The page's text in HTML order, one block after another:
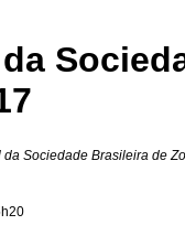
Sociedade Brasileira de